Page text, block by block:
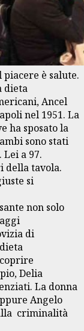
è salute.
dieta
Ancel
nel 1951. La
ha sposato la
sono stati
a 97.
della tavola.
si
non solo
di
Delia
La donna
Angelo
criminalità